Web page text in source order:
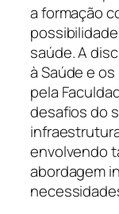
a formação
saúde. A
à Saúde e
pela
desafios do
envolvendo
abordagem